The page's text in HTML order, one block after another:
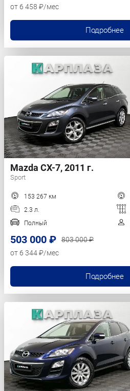
от 6 458 ₽/мес
Подробнее
Mazda CX-7, 2011 г.
Sport
153 267 км
2.3 л.
Полный
503 000 ₽
803 000 ₽
от 6 344 ₽/мес
Подробнее